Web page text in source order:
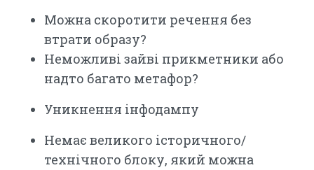
Можна скоротити речення без
втрати образу?
Неможливі зайві прикметники або
надто багато метафор?
Уникнення інфодампу
Немає великого історичного/
технічного блоку, який можна